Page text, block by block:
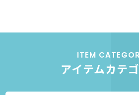
ITEM
アイテムカテ